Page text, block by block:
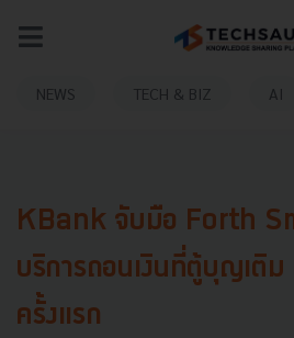
NEWS TECH & BIZ AI
KBank จับมือ Forth
บริการถอนเงินที่ตู้บุญเติ
ครั้งแรก